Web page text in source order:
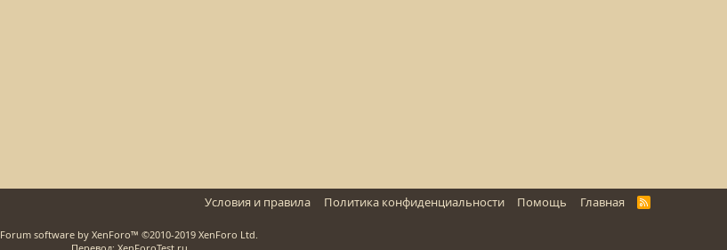
Условия и правила Политика конфиденциальности Помощь Главная
R
Forum software by XenForo™ ©2010-2019 XenForo Ltd.